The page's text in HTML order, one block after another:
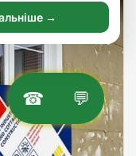
☎ 💬
→